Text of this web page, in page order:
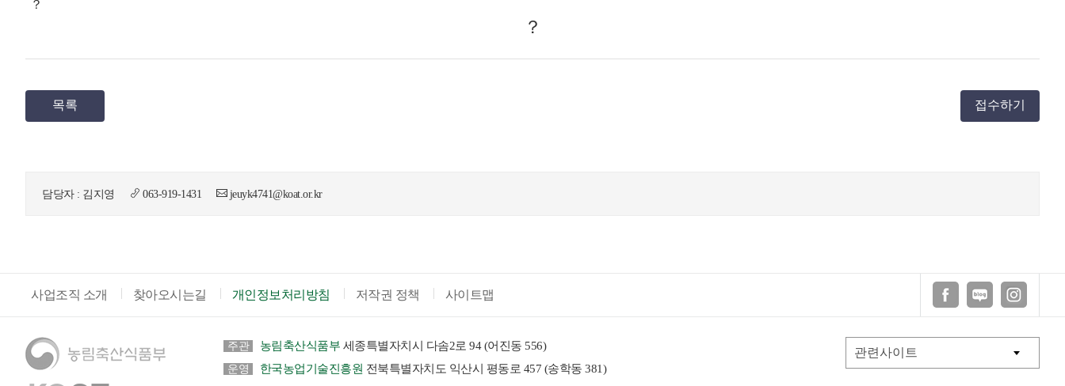
？
？
목록 접수하기
담당자 : 김지영 063-919-1431 jeuyk4741@koat.or.kr
사업조직 소개 찾아오시는길 개인정보처리방침 저작권 정책 사이트맵
주관 농림축산식품부 세종특별자치시 다솜2로 94 (어진동 556)
운영 한국농업기술진흥원 전북특별자치도 익산시 평동로 457 (송학동 381)